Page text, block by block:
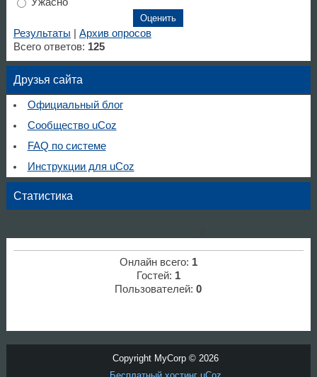
Результаты
Архив опросов
Всего ответов: 125
Друзья сайта
Официальный блог
Сообщество uCoz
FAQ по системе
Инструкции для uCoz
Статистика
Онлайн всего: 1
Гостей: 1
Пользователей:0
Copyright MyCorp © 2026